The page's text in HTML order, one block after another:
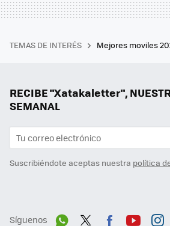
TEMAS DE INTERÉS Mejores moviles
RECIBE "Xatakaletter",
SEMANAL
Suscribiéndote aceptas nuestra política
Síguenos